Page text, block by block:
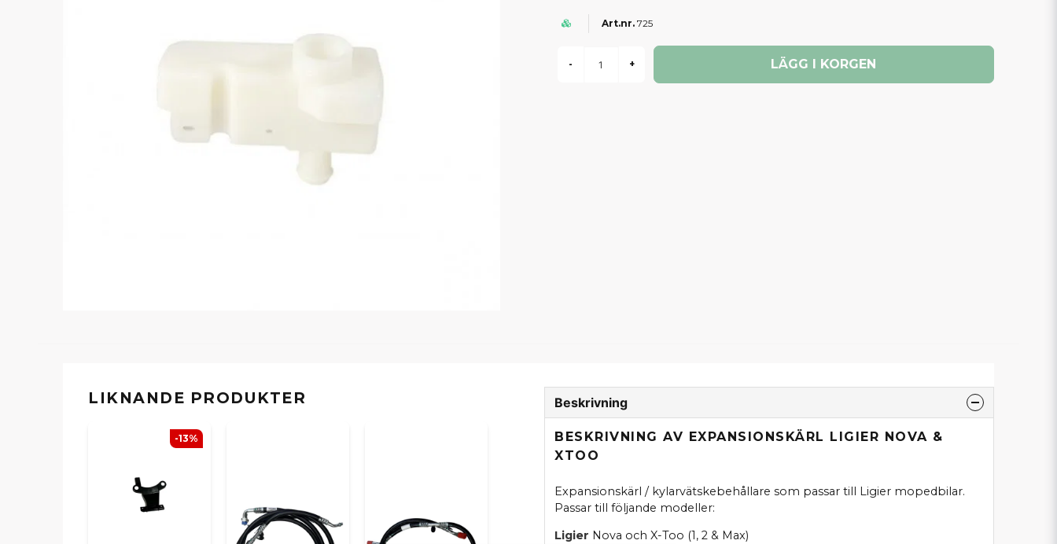
725
- + LÄGG I KORGEN
LIKNANDE PRODUKTER
-13%
Beskrivning
BESKRIVNING AV EXPANSIONSKÄRL LIGIER NOVA &
XTOO
Expansionskärl / kylarvätskebehållare som passar till Ligier mopedbilar.
Passar till följande modeller:
Ligier Nova och X-Too (1, 2 & Max)